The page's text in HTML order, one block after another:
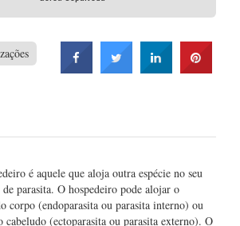
é aquele que aloja outra espécie no seu
parasita. O hospedeiro pode alojar o
corpo (endoparasita ou parasita interno) ou
cabeludo (ectoparasita ou parasita externo). O